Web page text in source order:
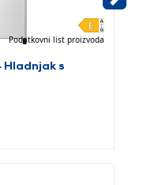
Podatkovni list proizvoda
Hladnjak s